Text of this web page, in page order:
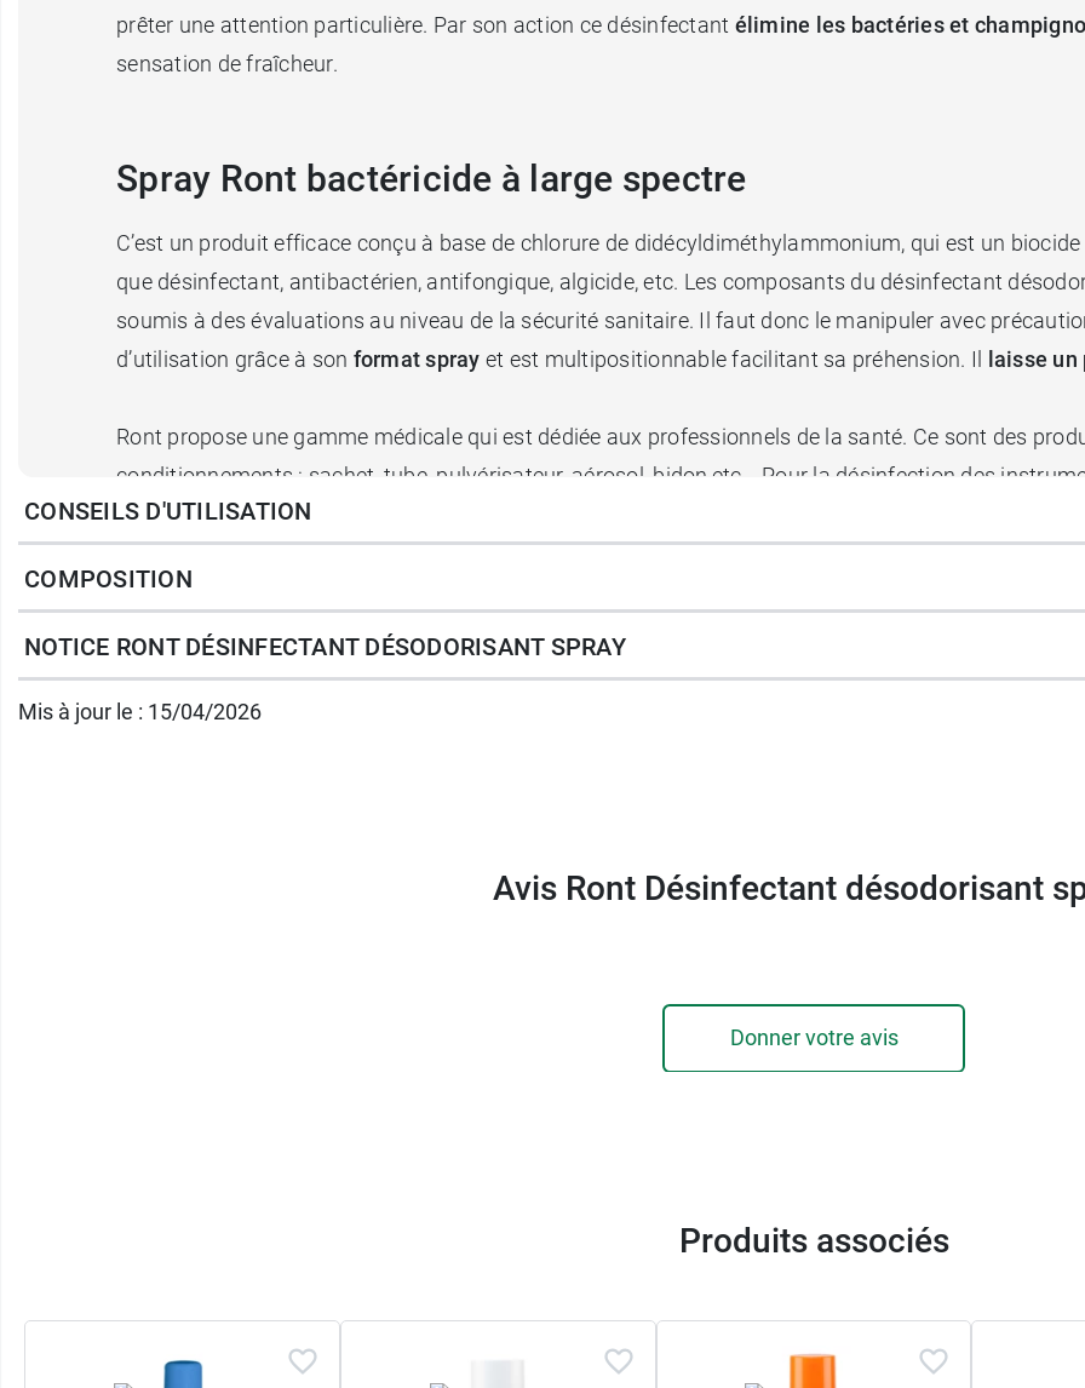
prêter une attention particulière. Par son action ce désinfectant élimine les bactéries et
sensation de fraîcheur.
Spray Ront bactéricide à large spectre
C’est un produit efficace conçu à base de chlorure de didécyldiméthylammonium, qui est un
que désinfectant, antibactérien, antifongique, algicide, etc. Les composants du désinfectant
soumis à des évaluations au niveau de la sécurité sanitaire. Il faut donc le manipuler avec
d’utilisation grâce à son format spray et est multipositionnable facilitant sa préhension. Il laisse un
Ront propose une gamme médicale qui est dédiée aux professionnels de la santé. Ce sont des
conditionnements : sachet, tube, pulvérisateur, aérosol, bidon,etc… Pour la désinfection des
isopropylique 70% en flacon pompe
Conditionnement : Spray de 300 ml
CONSEILS D'UTILISATION
COMPOSITION
NOTICE RONT DÉSINFECTANT DÉSODORISANT SPRAY
Mis à jour le : 15/04/2026
Avis Ront Désinfectant désodorisant
Donner votre avis
Produits associés